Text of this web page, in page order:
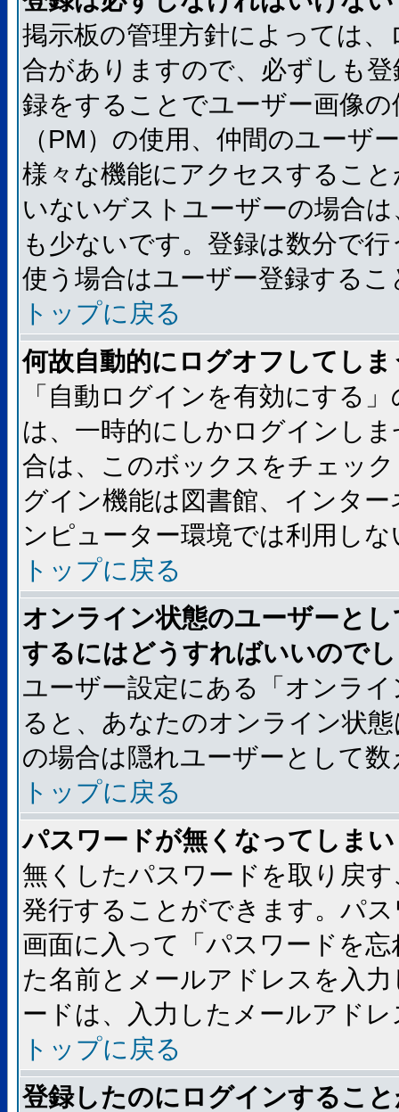
掲示板の管理方針によっては
合がありますので、必ずしも
録をすることでユーザー画像
（PM）の使用、仲間のユーザ
様々な機能にアクセスするこ
いないゲストユーザーの場合
も少ないです。登録は数分で
使う場合はユーザー登録する
トップに戻る
何故自動的にログオフしてし
「自動ログインを有効にする
は、一時的にしかログインし
合は、このボックスをチェッ
グイン機能は図書館、インタ
ンピューター環境では利用し
トップに戻る
オンライン状態のユーザーと
するにはどうすればいいので
ユーザー設定にある「オンラ
ると、あなたのオンライン状
の場合は隠れユーザーとして
トップに戻る
パスワードが無くなってしま
無くしたパスワードを取り戻
発行することができます。パ
画面に入って「パスワードを
た名前とメールアドレスを入
ードは、入力したメールアド
トップに戻る
登録したのにログインするこ